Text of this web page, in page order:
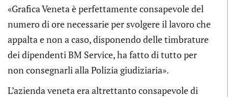
«Grafica Veneta è perfettamente consapevole del
numero di ore necessarie per svolgere il lavoro che
appalta e non a caso, disponendo delle timbrature
dei dipendenti BM Service, ha fatto di tutto per
non consegnarli alla Polizia giudiziaria».
L’azienda veneta era altrettanto consapevole di